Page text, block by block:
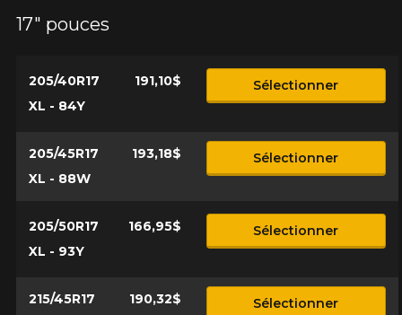
17" pouces
205/40R17
XL - 84Y
191,10$ Sélectionner
205/45R17
XL - 88W
193,18$ Sélectionner
205/50R17
XL - 93Y
166,95$ Sélectionner
215/45R17
190,32$ Sélectionner
avant de commander.